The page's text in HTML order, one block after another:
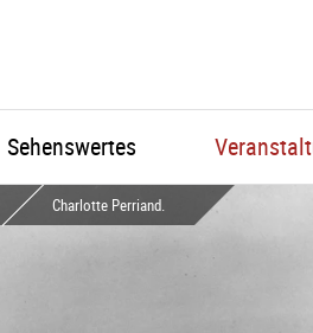
Sehenswertes
Charlotte Perriand.